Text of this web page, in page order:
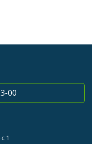
00
1